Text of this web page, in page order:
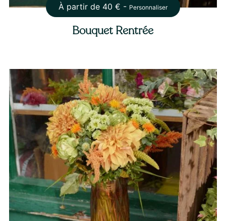
À partir de 40 € - Personnaliser
Bouquet Rentrée